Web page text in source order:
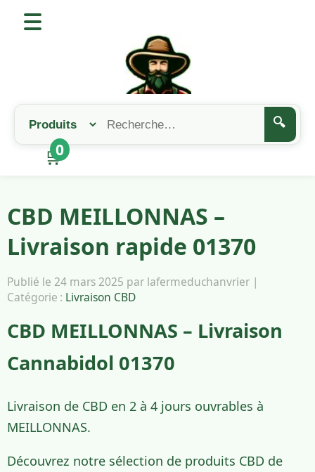
🔍
🛒
0
CBD MEILLONNAS –
Livraison rapide 01370
Publié le 24 mars 2025 par lafermeduchanvrier |
Catégorie : Livraison CBD
CBD MEILLONNAS – Livraison
Cannabidol 01370
Livraison de CBD en 2 à 4 jours ouvrables à
MEILLONNAS.
Découvrez notre sélection de produits CBD de